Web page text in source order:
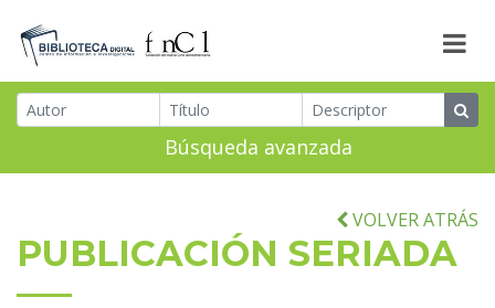
Búsqueda avanzada
VOLVER ATRÁS
PUBLICACIÓN SERIADA